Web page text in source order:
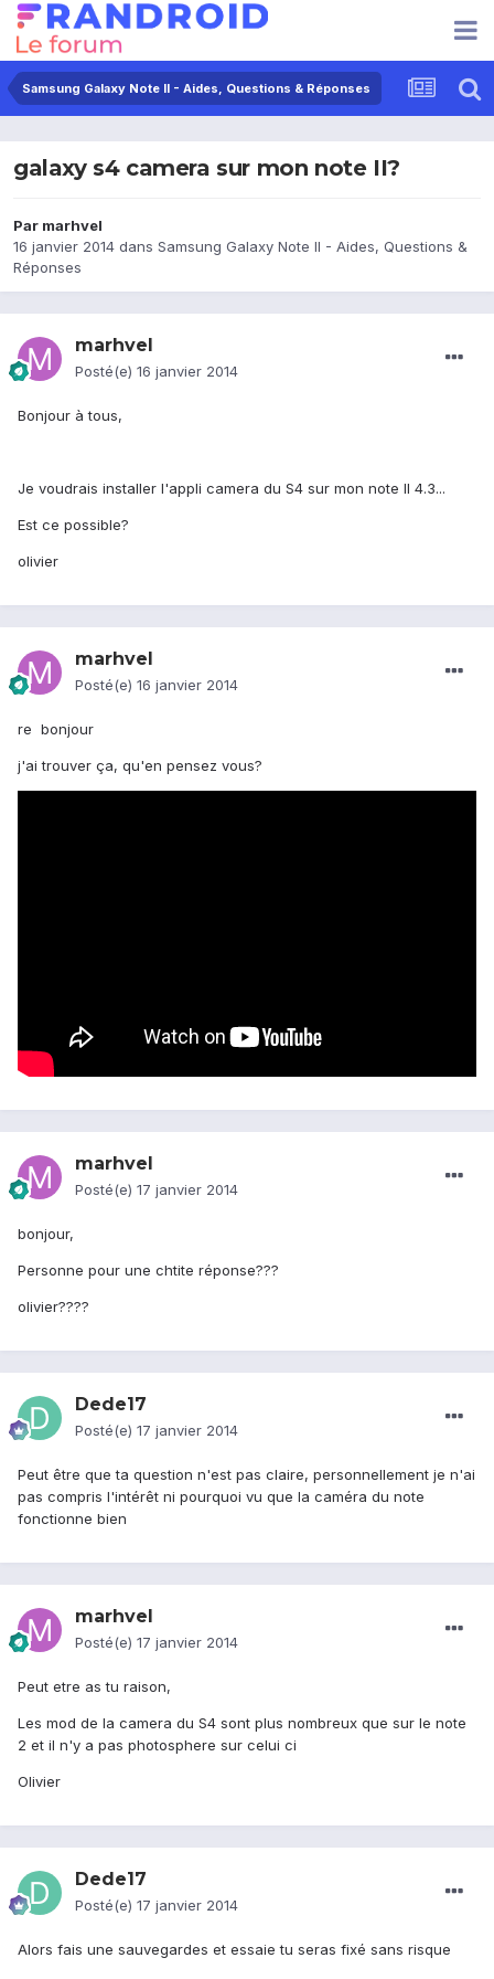
Samsung Galaxy Note II - Aides, Questions & Réponses
galaxy s4 camera sur mon note II?
Par marhvel
16 janvier 2014 dans Samsung Galaxy Note II - Aides, Questions &
Réponses
marhvel
Posté(e) 16 janvier 2014
Bonjour à tous,
Je voudrais installer l'appli camera du S4 sur mon note II 4.3...
Est ce possible?
olivier
marhvel
Posté(e) 16 janvier 2014
re bonjour
j'ai trouver ça, qu'en pensez vous?
marhvel
Posté(e) 17 janvier 2014
bonjour,
Personne pour une chtite réponse???
olivier????
Dede17
Posté(e) 17 janvier 2014
Peut être que ta question n'est pas claire, personnellement je n'ai
pas compris l'intérêt ni pourquoi vu que la caméra du note
fonctionne bien
marhvel
Posté(e) 17 janvier 2014
Peut etre as tu raison,
Les mod de la camera du S4 sont plus nombreux que sur le note
2 et il n'y a pas photosphere sur celui ci
Olivier
Dede17
Posté(e) 17 janvier 2014
Alors fais une sauvegardes et essaie tu seras fixé sans risque